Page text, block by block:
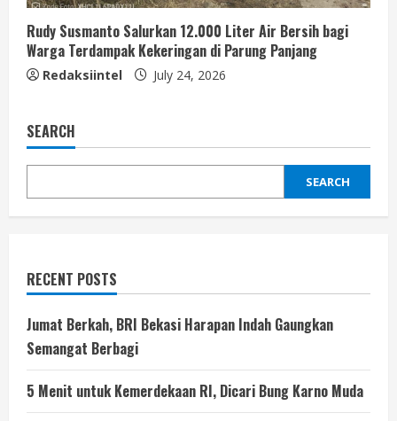
Rudy Susmanto Salurkan 12.000 Liter Air Bersih bagi
Warga Terdampak Kekeringan di Parung Panjang
Redaksiintel July 24, 2026
SEARCH
SEARCH
RECENT POSTS
Jumat Berkah, BRI Bekasi Harapan Indah Gaungkan
Semangat Berbagi
5 Menit untuk Kemerdekaan RI, Dicari Bung Karno Muda